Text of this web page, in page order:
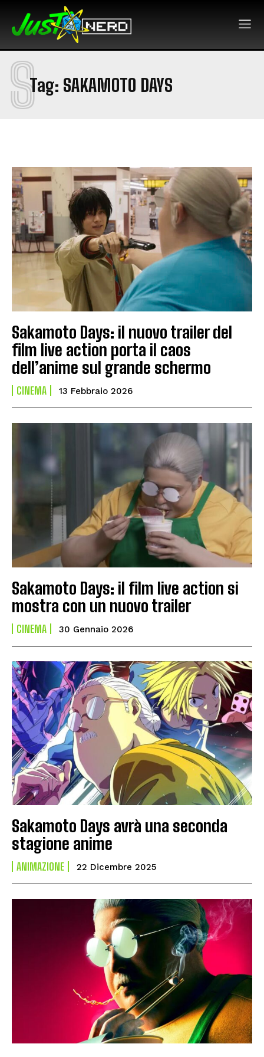
Tag: SAKAMOTO DAYS
S
Sakamoto Days: il nuovo trailer del
film live action porta il caos
dell’anime sul grande schermo
CINEMA 13 Febbraio 2026
Sakamoto Days: il film live action si
mostra con un nuovo trailer
CINEMA 30 Gennaio 2026
Sakamoto Days avrà una seconda
stagione anime
ANIMAZIONE 22 Dicembre 2025